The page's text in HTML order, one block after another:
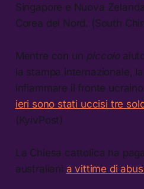
Singapore e Nuova
Corea del Nord. (South
Mentre con un piccolo
la stampa internazionale,
infiammare il fronte
ieri sono stati uccisi tre
(KyivPost)
La Chiesa cattolica ha
australiani a vittime di